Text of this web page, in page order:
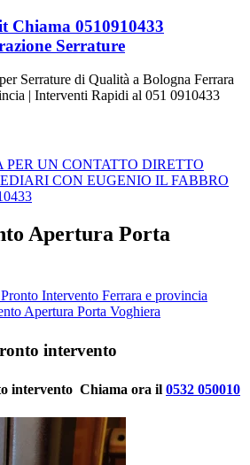
Chiama 0510910433
Serrature
Serrature di Qualità a Bologna Ferrara
| Interventi Rapidi al 051 0910433
PER UN CONTATTO DIRETTO
CON EUGENIO IL FABBRO
Apertura Porta
Intervento Ferrara e provincia
Apertura Porta Voghiera
intervento
intervento  Chiama ora il 0532 050010